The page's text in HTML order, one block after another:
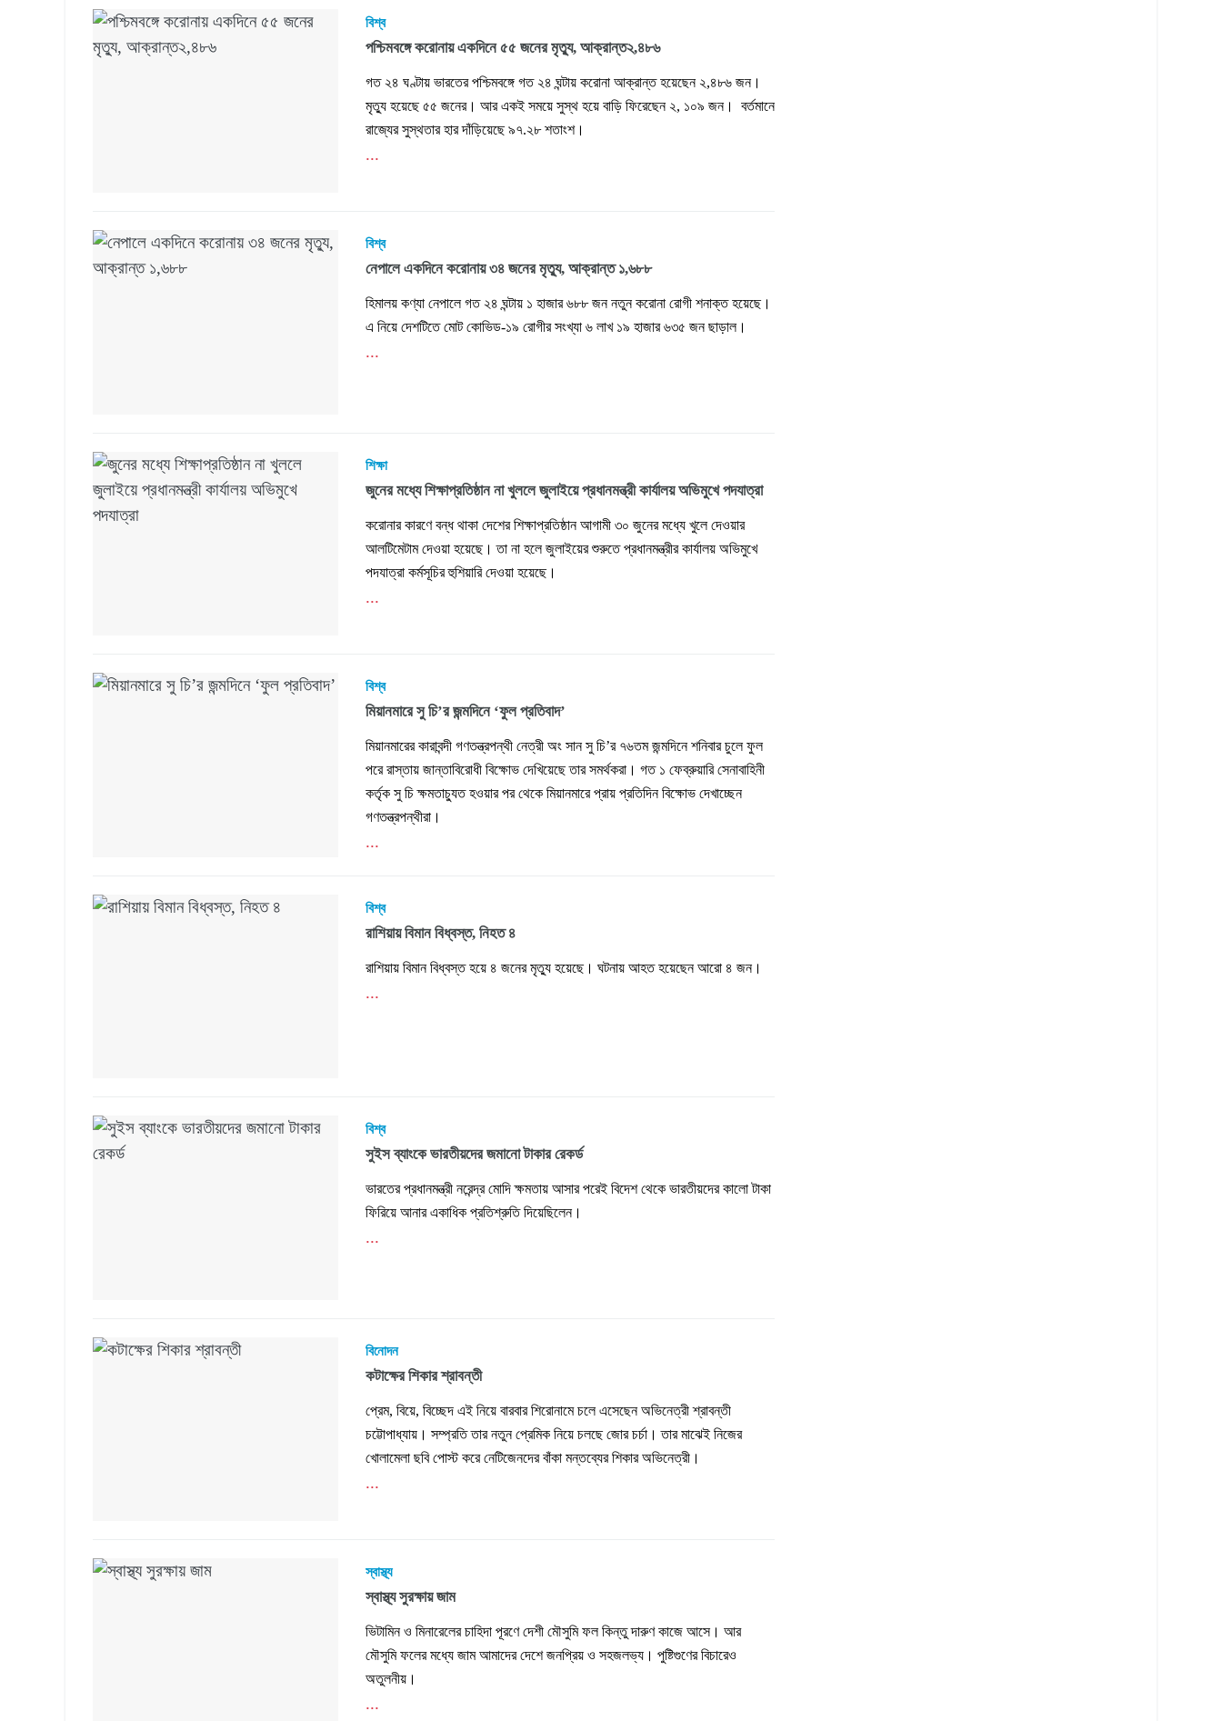
বিশ্ব
পশ্চিমবঙ্গে করোনায় একদিনে ৫৫ জনের মৃত্যু, আক্রান্ত২,৪৮৬
গত ২৪ ঘণ্টায় ভারতের পশ্চিমবঙ্গে গত ২৪ ঘন্টায় করোনা আক্রান্ত হয়েছেন ২,৪৮৬ জন।
মৃত্যু হয়েছে ৫৫ জনের। আর একই সময়ে সুস্থ হয়ে বাড়ি ফিরেছেন ২, ১০৯ জন। বর্তমানে
রাজ্যের সুস্থতার হার দাঁড়িয়েছে ৯৭.২৮ শতাংশ।
...
বিশ্ব
নেপালে একদিনে করোনায় ৩৪ জনের মৃত্যু, আক্রান্ত ১,৬৮৮
হিমালয় কণ্যা নেপালে গত ২৪ ঘন্টায় ১ হাজার ৬৮৮ জন নতুন করোনা রোগী শনাক্ত হয়েছে।
এ নিয়ে দেশটিতে মোট কোভিড-১৯ রোগীর সংখ্যা ৬ লাখ ১৯ হাজার ৬৩৫ জন ছাড়াল।
...
শিক্ষা
জুনের মধ্যে শিক্ষাপ্রতিষ্ঠান না খুললে জুলাইয়ে প্রধানমন্ত্রী কার্যালয় অভিমুখে পদযাত্রা
করোনার কারণে বন্ধ থাকা দেশের শিক্ষাপ্রতিষ্ঠান আগামী ৩০ জুনের মধ্যে খুলে দেওয়ার
আলটিমেটাম দেওয়া হয়েছে। তা না হলে জুলাইয়ের শুরুতে প্রধানমন্ত্রীর কার্যালয় অভিমুখে
পদযাত্রা কর্মসূচির হুশিয়ারি দেওয়া হয়েছে।
...
বিশ্ব
মিয়ানমারে সু চি’র জন্মদিনে ‘ফুল প্রতিবাদ’
মিয়ানমারের কারাবন্দী গণতন্ত্রপন্থী নেত্রী অং সান সু চি’র ৭৬তম জন্মদিনে শনিবার চুলে ফুল
পরে রাস্তায় জান্তাবিরোধী বিক্ষোভ দেখিয়েছে তার সমর্থকরা। গত ১ ফেব্রুয়ারি সেনাবাহিনী
কর্তৃক সু চি ক্ষমতাচ্যুত হওয়ার পর থেকে মিয়ানমারে প্রায় প্রতিদিন বিক্ষোভ দেখাচ্ছেন
গণতন্ত্রপন্থীরা।
...
বিশ্ব
রাশিয়ায় বিমান বিধ্বস্ত, নিহত ৪
রাশিয়ায় বিমান বিধ্বস্ত হয়ে ৪ জনের মৃত্যু হয়েছে। ঘটনায় আহত হয়েছেন আরো ৪ জন।
...
বিশ্ব
সুইস ব্যাংকে ভারতীয়দের জমানো টাকার রেকর্ড
ভারতের প্রধানমন্ত্রী নরেন্দ্র মোদি ক্ষমতায় আসার পরেই বিদেশ থেকে ভারতীয়দের কালো টাকা
ফিরিয়ে আনার একাধিক প্রতিশ্রুতি দিয়েছিলেন।
...
বিনোদন
কটাক্ষের শিকার শ্রাবন্তী
প্রেম, বিয়ে, বিচ্ছেদ এই নিয়ে বারবার শিরোনামে চলে এসেছেন অভিনেত্রী শ্রাবন্তী
চট্টোপাধ্যায়। সম্প্রতি তার নতুন প্রেমিক নিয়ে চলছে জোর চর্চা। তার মাঝেই নিজের
খোলামেলা ছবি পোস্ট করে নেটিজেনদের বাঁকা মন্তব্যের শিকার অভিনেত্রী।
...
স্বাস্থ্য
স্বাস্থ্য সুরক্ষায় জাম
ভিটামিন ও মিনারেলের চাহিদা পূরণে দেশী মৌসুমি ফল কিন্তু দারুণ কাজে আসে। আর
মৌসুমি ফলের মধ্যে জাম আমাদের দেশে জনপ্রিয় ও সহজলভ্য। পুষ্টিগুণের বিচারেও
অতুলনীয়।
...